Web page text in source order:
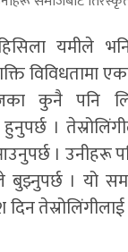
यमीले
विविधतामा
कुनै पनि
।
। उनीहरू
बुझ्नुपर्छ । यो
दिन